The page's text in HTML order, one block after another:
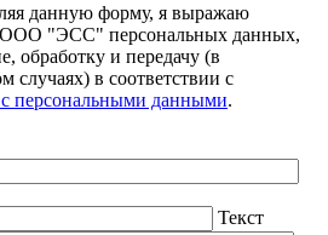
данную форму, я выражаю
ООО "ЭСС" персональных данных,
обработку и передачу (в
случаях) в соответствии с
персональными данными.
Текст